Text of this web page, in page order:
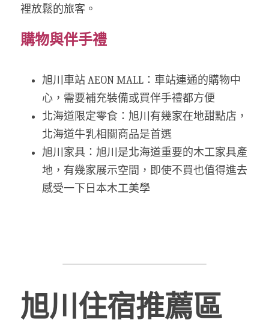
裡放鬆的旅客。
購物與伴手禮
旭川車站 AEON MALL：車站連通的購物中
心，需要補充裝備或買伴手禮都方便
北海道限定零食：旭川有幾家在地甜點店，
北海道牛乳相關商品是首選
旭川家具：旭川是北海道重要的木工家具產
地，有幾家展示空間，即使不買也值得進去
感受一下日本木工美學
旭川住宿推薦區